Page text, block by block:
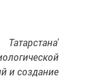
и создание